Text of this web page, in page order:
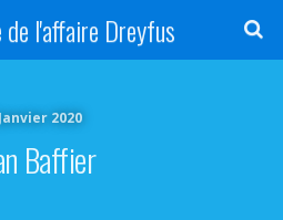
l'affaire Dreyfus
2020
Baffier